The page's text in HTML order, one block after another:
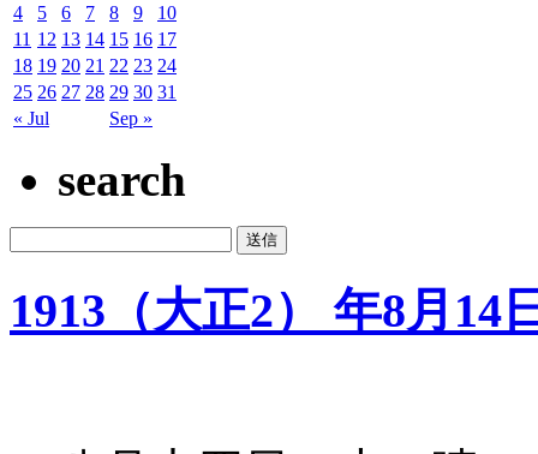
« Jul Sep »
4
5 6 7 8 9
10
11 12 13 14 15 16 17
18 19 20 21 22 23 24
25 26 27 28 29 30 31
search
1913（大正2） 年8月14